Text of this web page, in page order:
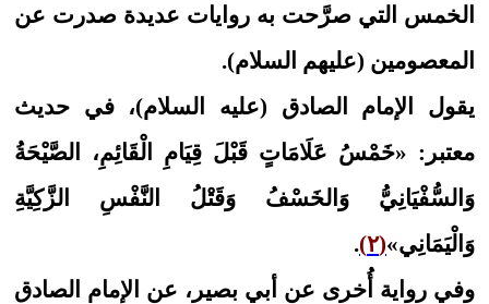
الخمس التي صرَّحت به روايات عديدة صدرت عن
المعصومين (عليهم السلام).
يقول الإمام الصادق (عليه السلام)، في حديث
معتبر: «خَمْسُ‏ عَلَامَاتٍ‏ قَبْلَ قِيَامِ الْقَائِمِ، الصَّيْحَةُ
وَالسُّفْيَانِيُّ وَالخَسْفُ وَقَتْلُ النَّفْسِ الزَّكِيَّةِ
وَالْيَمَانِي‏»(٢)
.
وفي رواية أُخرى عن أبي بصير، عن الإمام الصادق